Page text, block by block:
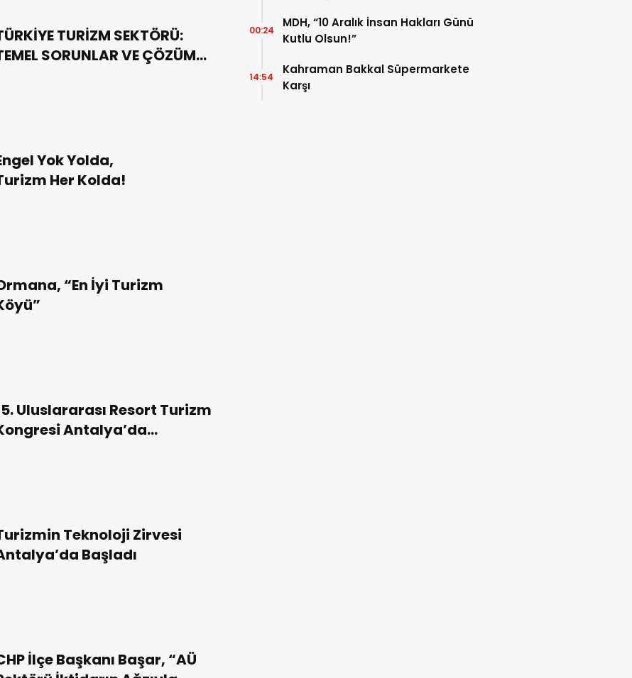
TURİZM SEKTÖRÜ:
SORUNLAR VE ÇÖZÜM
Yok Yolda,
Her Kolda!
“En İyi Turizm
Uluslararası Resort Turizm
Antalya’da
Teknoloji Zirvesi
Başladı
İlçe Başkanı Başar, “AÜ
MDH, “10 Aralık İnsan Hakları Günü
Kutlu Olsun!”
00:24
Kahraman Bakkal Süpermarkete
Karşı
14:54